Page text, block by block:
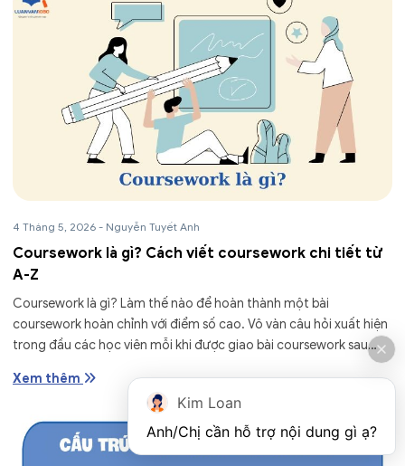
4 Tháng 5, 2026 - Nguyễn Tuyết Anh
Coursework là gì? Cách viết coursework chi tiết từ
A-Z
Coursework là gì? Làm thế nào để hoàn thành một bài
coursework hoàn chỉnh với điểm số cao. Vô vàn câu hỏi xuất hiện
trong đầu các học viên mỗi khi được giao bài coursework sau
Xem thêm
Kim Loan
Anh/Chị cần hỗ trợ nội dung gì ạ?